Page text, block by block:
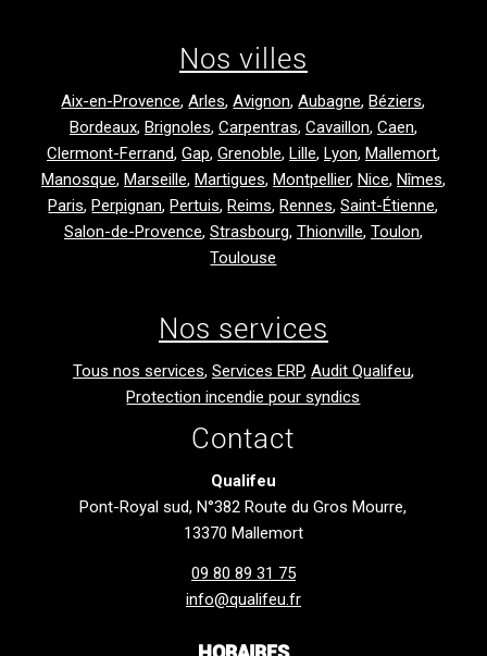
Nos villes
Aix-en-Provence,Arles,Avignon,Aubagne,Béziers,
Bordeaux, Brignoles, Carpentras, Cavaillon, Caen,
Clermont-Ferrand, Gap, Grenoble, Lille, Lyon, Mallemort,
Manosque, Marseille, Martigues, Montpellier, Nice, Nîmes,
Paris,Perpignan,Pertuis,Reims,Rennes,Saint-Étienne,
Salon-de-Provence, Strasbourg, Thionville, Toulon,
Toulouse
Nos services
Tous nos services, Services ERP, Audit Qualifeu,
Protection incendie pour syndics
Contact
Qualifeu
Pont-Royal sud, N°382 Route du Gros Mourre,
13370 Mallemort
09 80 89 31 75
info@qualifeu.fr